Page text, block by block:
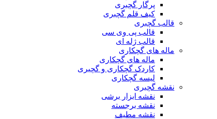
پرگار گچبری
کیف قلم گچبری
قالب گچبری
قالب پی وی سی
قالب ژله ای
ماله های گچکاری
ماله های گچکاری
کاردک گچکاری و گچبری
لیسه گچکاری
نقشه گچبری
نقشه ابزار برشی
نقشه برجسته
نقشه مطیف